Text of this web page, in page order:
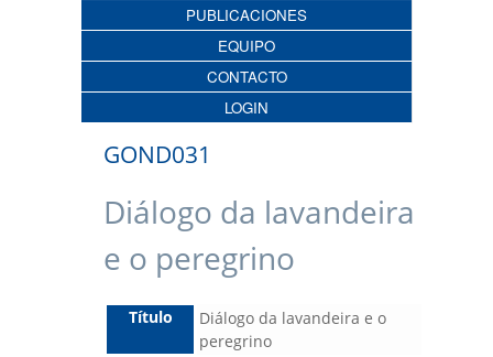
PUBLICACIONES
EQUIPO
CONTACTO
LOGIN
GOND031
Diálogo da lavandeira
e o peregrino
Título
Diálogo da lavandeira e o
peregrino